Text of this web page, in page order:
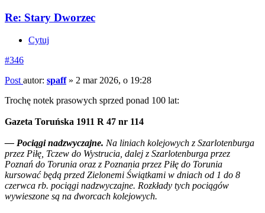
Re: Stary Dworzec
Cytuj
#346
Post autor: spaff» 2 mar 2026, o 19:28
Trochę notek prasowych sprzed ponad 100 lat:
Gazeta Toruńska 1911 R 47 nr 114
— Pociągi nadzwyczajne. Na liniach kolejowych z Szarlotenburga
przez Piłę, Tczew do Wystrucia, dalej z Szarlotenburga przez
Poznań do Torunia oraz z Poznania przez Piłę do Torunia
kursować będą przed Zielonemi Świątkami w dniach od 1 do 8
czerwca rb. pociągi nadzwyczajne. Rozkłady tych pociągów
wywieszone są na dworcach kolejowych.